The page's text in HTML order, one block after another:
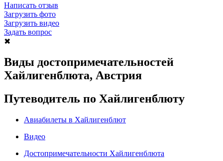
Написать отзыв
Загрузить фото
Загрузить видео
Задать вопрос
✖
Виды достопримечательностей
Хайлигенблюта, Австрия
Путеводитель по Хайлигенблюту
Авиабилеты в Хайлигенблют
Видео
Достопримечательности Хайлигенблюта